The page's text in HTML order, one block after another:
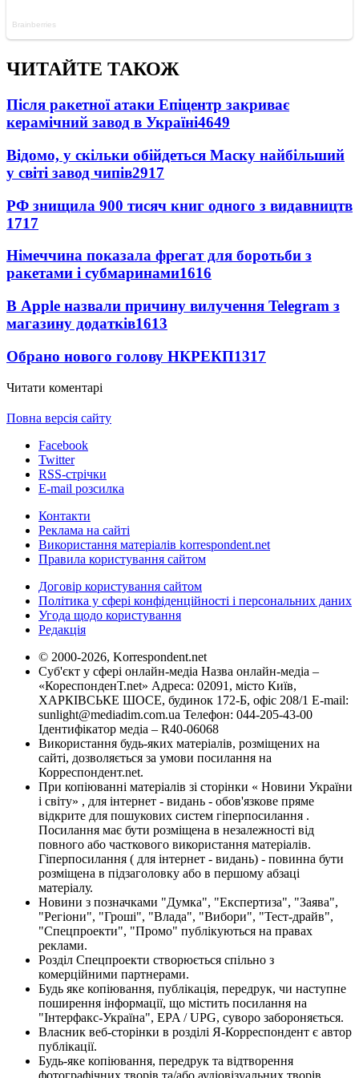
ЧИТАЙТЕ ТАКОЖ
Після ракетної атаки Епіцентр закриває
керамічний завод в Україні4649
Відомо, у скільки обійдеться Маску найбільший
у світі завод чипів2917
РФ знищила 900 тисяч книг одного з видавництв
1717
Німеччина показала фрегат для боротьби з
ракетами і субмаринами1616
В Apple назвали причину вилучення Telegram з
магазину додатків1613
Обрано нового голову НКРЕКП1317
Читати коментарі
Повна версія сайту
Facebook
Twitter
RSS-стрічки
E-mail розсилка
Контакти
Реклама на сайті
Використання матеріалів korrespondent.net
Правила користування сайтом
Договір користування сайтом
Політика у сфері конфіденційності і персональних даних
Угода щодо користування
Редакція
© 2000-2026, Korrespondent.net
Суб'єкт у сфері онлайн-медіа Назва онлайн-медіа –
«КореспонденТ.net» Адреса: 02091, місто Київ,
ХАРКІВСЬКЕ ШОСЕ, будинок 172-Б, офіс 208/1 E-mail:
sunlight@mediadim.com.ua Телефон: 044-205-43-00
Ідентифікатор медіа – R40-06068
Використання будь-яких матеріалів, розміщених на
сайті, дозволяється за умови посилання на
Корреспондент.net.
При копіюванні матеріалів зі сторінки « Новини України
і світу» , для інтернет - видань - обов'язкове пряме
відкрите для пошукових систем гіперпосилання .
Посилання має бути розміщена в незалежності від
повного або часткового використання матеріалів.
Гіперпосилання ( для інтернет - видань) - повинна бути
розміщена в підзаголовку або в першому абзаці
матеріалу.
Новини з позначками "Думка", "Експертиза", "Заява",
"Регіони", "Гроші", "Влада", "Вибори", "Тест-драйв",
"Спецпроекти", "Промо" публікуються на правах
реклами.
Розділ Спецпроекти створюється спільно з
комерційними партнерами.
Будь яке копіювання, публікація, передрук, чи наступне
поширення інформації, що містить посилання на
"Інтерфакс-Україна", EPA / UPG, суворо забороняється.
Власник веб-сторінки в розділі Я-Корреспондент є автор
публікації.
Будь-яке копіювання, передрук та відтворення
фотографічних творів та/або аудіовізуальних творів